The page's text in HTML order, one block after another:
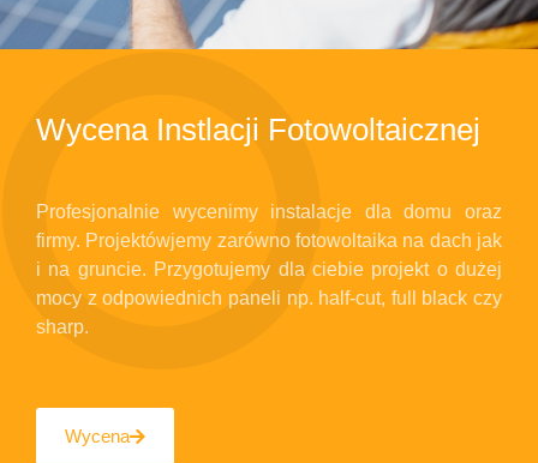
Wycena Instlacji Fotowoltaicznej
Profesjonalnie wycenimy instalacje dla domu oraz
firmy. Projektówjemy zarówno fotowoltaika na dach jak
i na gruncie. Przygotujemy dla ciebie projekt o dużej
mocy z odpowiednich paneli np. half-cut, full black czy
sharp.
Wycena